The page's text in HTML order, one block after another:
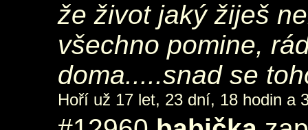
že život jaký žiješ
všechno pomine,
doma.....snad se
Hoří už 17 let, 23 dní, 18 hodin a